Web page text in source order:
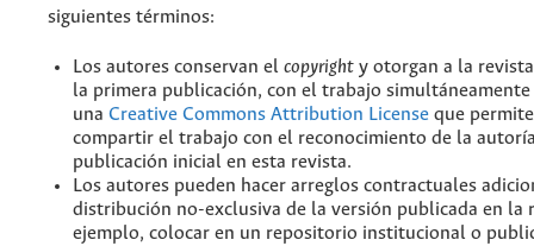
siguientes términos:
Los autores conservan el copyright y otorgan a la
la primera publicación, con el trabajo
una Creative Commons Attribution License que
compartir el trabajo con el reconocimiento de la
publicación inicial en esta revista.
Los autores pueden hacer arreglos contractuales
distribución no-exclusiva de la versión publicada en la
ejemplo, colocar en un repositorio institucional o